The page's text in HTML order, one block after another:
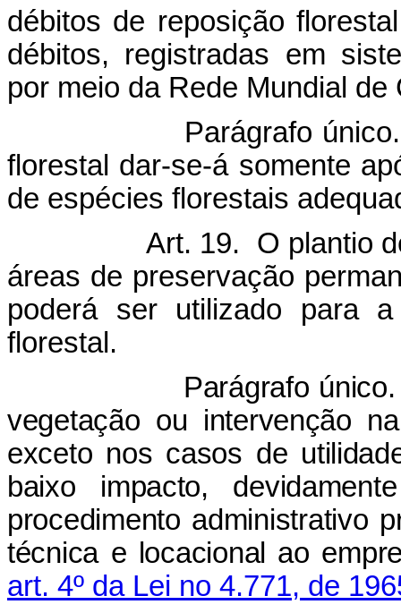
débitos de reposição
débitos, registradas em
por meio da Rede Mundial
único. A
florestal dar-se-á somente
de espécies florestais
Art. 19. O plantio
áreas de preservação
poderá ser utilizado para
florestal.
único. Não
vegetação ou intervenção
exceto nos casos de
baixo impacto,
procedimento administrativo
técnica e locacional ao
art. 4º da Lei no 4.771, de